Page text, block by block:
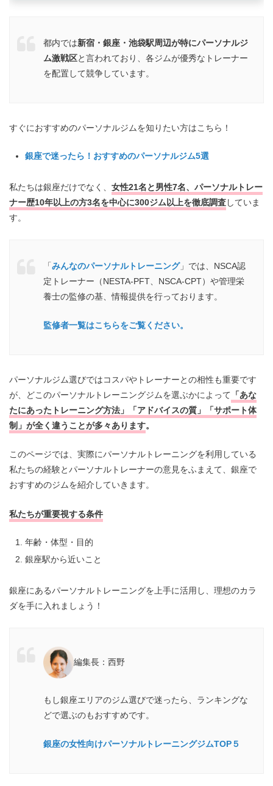
都内では新宿・銀座・池袋駅周辺が特にパーソナルジ
ム激戦区と言われており、各ジムが優秀なトレーナー
を配置して競争しています。
すぐにおすすめのパーソナルジムを知りたい方はこちら！
銀座で迷ったら！おすすめのパーソナルジム5選
私たちは銀座だけでなく、 女性21名と男性7名、パーソナルトレー
ナー歴10年以上の方3名を中心に300ジム以上を徹底調査していま
す。
「みんなのパーソナルトレーニング」では、NSCA認
定トレーナー（NESTA-PFT、NSCA-CPT）や管理栄
養士の監修の基、情報提供を行っております。
監修者一覧はこちらをご覧ください。
パーソナルジム選びではコスパやトレーナーとの相性も重要です
が、どこのパーソナルトレーニングジムを選ぶかによって 「あな
たにあったトレーニング方法」「アドバイスの質」「サポート体
制」が全く違うことが多々あります。
このページでは、実際にパーソナルトレーニングを利用している
私たちの経験とパーソナルトレーナーの意見をふまえて、銀座で
おすすめのジムを紹介していきます。
私たちが重要視する条件
年齢・体型・目的
銀座駅から近いこと
銀座にあるパーソナルトレーニングを上手に活用し、理想のカラ
ダを手に入れましょう！
編集長：西野
もし銀座エリアのジム選びで迷ったら、ランキングな
どで選ぶのもおすすめです。
銀座の女性向けパーソナルトレーニングジムTOP５